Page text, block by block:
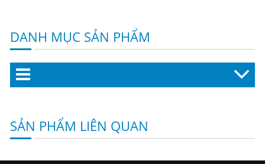
DANH MỤC SẢN PHẨM
SẢN PHẨM LIÊN QUAN